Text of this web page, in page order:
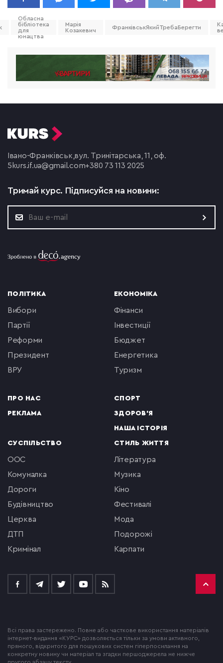
Обласна
бібліотека
для
юнацтва
Марія
Козакевич
ФранківськЯкийТребаБерегти
Івано-Франківськ,вул. Тринітарська, 11, оф.
5 kurs.if.ua@gmail.com+380 73 113 2025
Тримай курс. Підписуйся на новини:
ПОЛІТИКА
вибори
партії
реформи
президент
ВРУ
ПРО НАС
РЕКЛАМА
ЕКОНОМІКА
фінанси
інвестиції
бюджет
енергетика
туризм
СПОРТ
ЗДОРОВ'Я
НАША ІСТОРІЯ
СУСПІЛЬСТВО
ООС
комуналка
Дороги
будівництво
церква
ДТП
кримінал
СТИЛЬ ЖИТТЯ
література
музика
кіно
фестивалі
мода
подорожі
Карпати
Всі права застережено. Повне або часткове використання матеріалів
інтернет-видання «КУРС» дозволяється тільки за умови активного,
прямого, відкритого для пошукових систем гіперпосилання на
конкретну новину чи матеріал та згадки першоджерела не нижче